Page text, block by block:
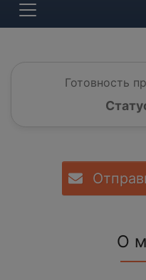
Готовность
О